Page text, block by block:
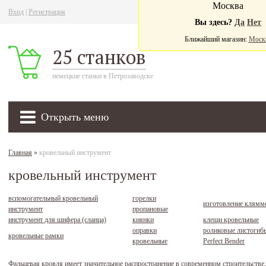
Вход Регистрация
25 станков
немецкие станки в Петрозаводске
Открыть меню
Москва
Вы здесь? Да Нет
Ближайший магазин:
Главная » кровельный инструмент
кровельный инструмент
вспомогательный кровельный
инструмент
горелки
пропановые
изготовление
инструмент для шифера (сланца)
киянки
клещи кровельные
кровельные рамки
оправки
кровельные
роликовые
Perfect Bender
Фальцевая кровля имеет значительное распространение в современном